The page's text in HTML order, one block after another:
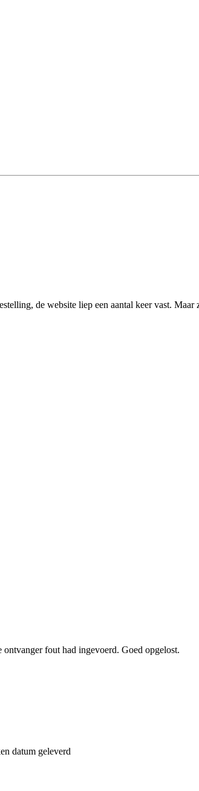
de website liep een aantal keer vast.
fout had ingevoerd. Goed opgelost.
datum geleverd